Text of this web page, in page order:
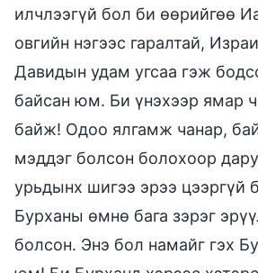
илчлээгүй бол би өөрийгөө
овгийн нэгээс гаралтай,
Давидын удам угсаа гэж
байсан юм. Би үнэхээр ямар ч
байж! Одоо ялгамж чанар,
мэддэг болсон болохоор
урьдынх шигээ эрээ цээргүй
Бурханы өмнө бага зэрэг
болсон. Энэ бол намайг гэх